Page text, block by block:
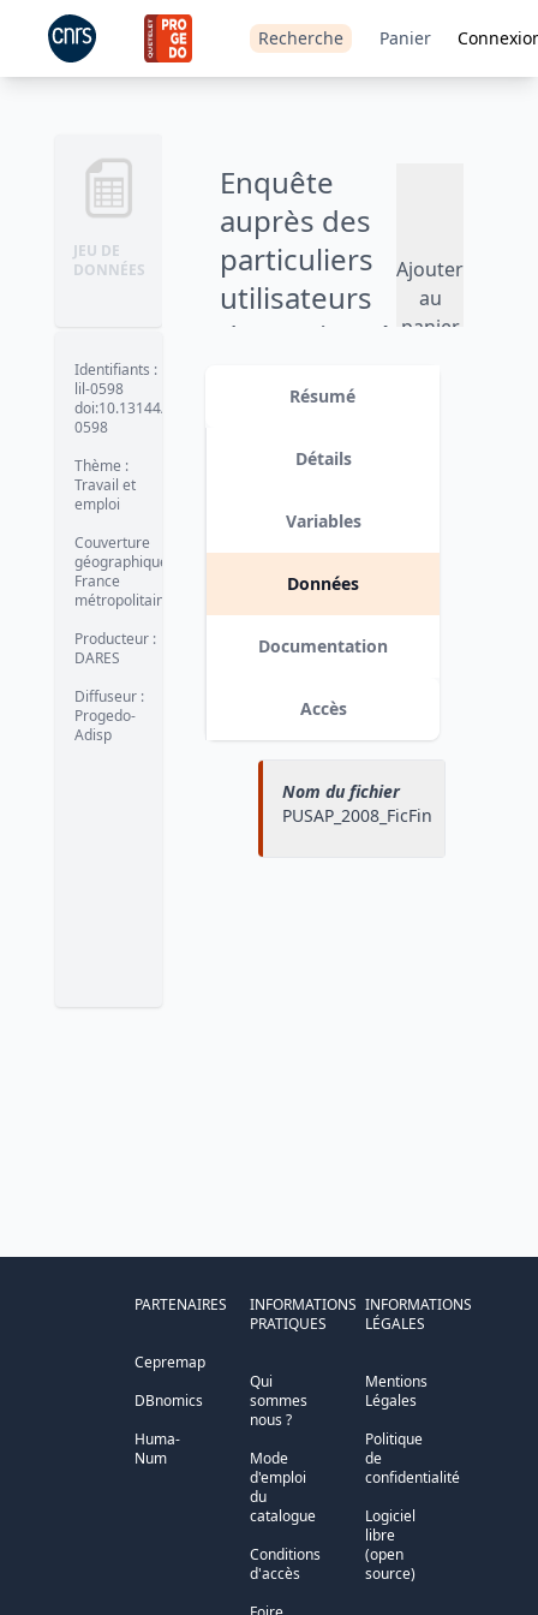
Recherche Panier
JEU DE
DONNÉES
Enquête
auprès des
particuliers
utilisateurs
de services à
- 2008
Ajouter
au
panier
date :2011-09-15
Identifiants :
lil-0598
doi:10.13144/lil-
0598
Thème :
Travail et
emploi
Couverture
géographique
France
métropolitaine
Producteur :
DARES
Diffuseur :
Progedo-
Adisp
Résumé
Détails
Variables
Données
Documentation
Accès
Nom du fichier
PUSAP_2008_FicFin
PARTENAIRES
Cepremap
DBnomics
Huma-
Num
INFORMATIONS
PRATIQUES
Qui
sommes
nous ?
Mode
d'emploi
du
catalogue
Conditions
d'accès
INFORMATIONS
LÉGALES
Mentions
Légales
Politique
de
confidentialité
Logiciel
libre
(open
source)